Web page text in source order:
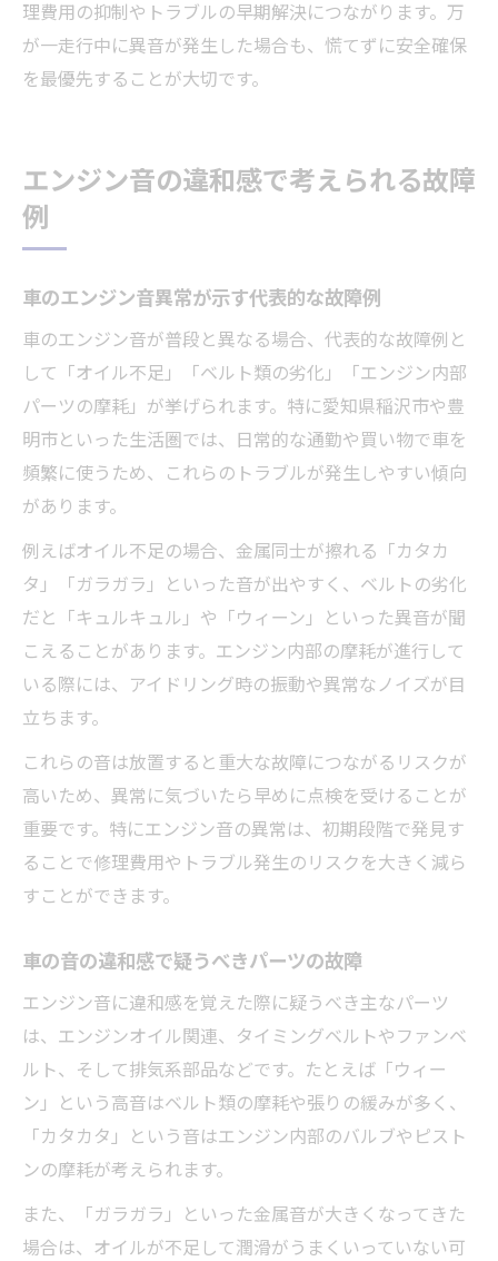
理費用の抑制やトラブルの早期解決につながります。万
が一走行中に異音が発生した場合も、慌てずに安全確保
を最優先することが大切です。
エンジン音の違和感で考えられる故障
例
車のエンジン音異常が示す代表的な故障例
車のエンジン音が普段と異なる場合、代表的な故障例と
して「オイル不足」「ベルト類の劣化」「エンジン内部
パーツの摩耗」が挙げられます。特に愛知県稲沢市や豊
明市といった生活圏では、日常的な通勤や買い物で車を
頻繁に使うため、これらのトラブルが発生しやすい傾向
があります。
例えばオイル不足の場合、金属同士が擦れる「カタカ
タ」「ガラガラ」といった音が出やすく、ベルトの劣化
だと「キュルキュル」や「ウィーン」といった異音が聞
こえることがあります。エンジン内部の摩耗が進行して
いる際には、アイドリング時の振動や異常なノイズが目
立ちます。
これらの音は放置すると重大な故障につながるリスクが
高いため、異常に気づいたら早めに点検を受けることが
重要です。特にエンジン音の異常は、初期段階で発見す
ることで修理費用やトラブル発生のリスクを大きく減ら
すことができます。
車の音の違和感で疑うべきパーツの故障
エンジン音に違和感を覚えた際に疑うべき主なパーツ
は、エンジンオイル関連、タイミングベルトやファンベ
ルト、そして排気系部品などです。たとえば「ウィー
ン」という高音はベルト類の摩耗や張りの緩みが多く、
「カタカタ」という音はエンジン内部のバルブやピスト
ンの摩耗が考えられます。
また、「ガラガラ」といった金属音が大きくなってきた
場合は、オイルが不足して潤滑がうまくいっていない可